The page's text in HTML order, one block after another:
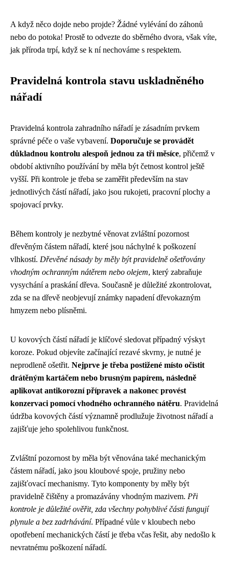
A když něco dojde nebo projde? Žádné vylévání do záhonů
nebo do potoka! Prostě to odvezte do sběrného dvora, však víte,
jak příroda trpí, když se k ní nechováme s respektem.
Pravidelná kontrola stavu uskladněného
nářadí
Pravidelná kontrola zahradního nářadí je zásadním prvkem
správné péče o vaše vybavení. Doporučuje se provádět
důkladnou kontrolu alespoň jednou za tři měsíce, přičemž v
období aktivního používání by měla být četnost kontrol ještě
vyšší. Při kontrole je třeba se zaměřit především na stav
jednotlivých částí nářadí, jako jsou rukojeti, pracovní plochy a
spojovací prvky.
Během kontroly je nezbytné věnovat zvláštní pozornost
dřevěným částem nářadí, které jsou náchylné k poškození
vlhkostí. Dřevěné násady by měly být pravidelně ošetřovány
vhodným ochranným nátěrem nebo olejem, který zabraňuje
vysychání a praskání dřeva. Současně je důležité zkontrolovat,
zda se na dřevě neobjevují známky napadení dřevokazným
hmyzem nebo plísněmi.
U kovových částí nářadí je klíčové sledovat případný výskyt
koroze. Pokud objevíte začínající rezavé skvrny, je nutné je
neprodleně ošetřit. Nejprve je třeba postižené místo očistit
drátěným kartáčem nebo brusným papírem, následně
aplikovat antikorozní přípravek a nakonec provést
konzervaci pomocí vhodného ochranného nátěru. Pravidelná
údržba kovových částí významně prodlužuje životnost nářadí a
zajišťuje jeho spolehlivou funkčnost.
Zvláštní pozornost by měla být věnována také mechanickým
částem nářadí, jako jsou kloubové spoje, pružiny nebo
zajišťovací mechanismy. Tyto komponenty by měly být
pravidelně čištěny a promazávány vhodným mazivem. Při
kontrole je důležité ověřit, zda všechny pohyblivé části fungují
plynule a bez zadrhávání. Případné vůle v kloubech nebo
opotřebení mechanických částí je třeba včas řešit, aby nedošlo k
nevratnému poškození nářadí.